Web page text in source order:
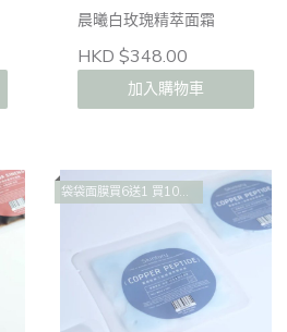
晨曦白玫瑰精萃面霜
HKD $348.00
加入購物車
袋袋面膜買6送1 買10送2 買14送4